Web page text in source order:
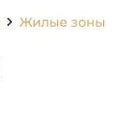
Жилые зоны